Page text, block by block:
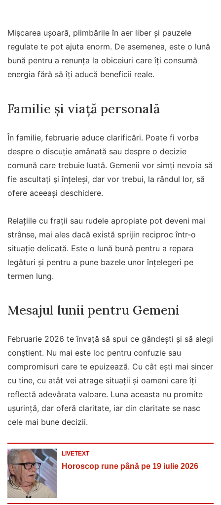
Mișcarea ușoară, plimbările în aer liber și pauzele
regulate te pot ajuta enorm. De asemenea, este o lună
bună pentru a renunța la obiceiuri care îți consumă
energia fără să îți aducă beneficii reale.
Familie și viață personală
În familie, februarie aduce clarificări. Poate fi vorba
despre o discuție amânată sau despre o decizie
comună care trebuie luată. Gemenii vor simți nevoia să
fie ascultați și înțeleși, dar vor trebui, la rândul lor, să
ofere aceeași deschidere.
Relațiile cu frații sau rudele apropiate pot deveni mai
strânse, mai ales dacă există sprijin reciproc într-o
situație delicată. Este o lună bună pentru a repara
legături și pentru a pune bazele unor înțelegeri pe
termen lung.
Mesajul lunii pentru Gemeni
Februarie 2026 te învață să spui ce gândești și să alegi
conștient. Nu mai este loc pentru confuzie sau
compromisuri care te epuizează. Cu cât ești mai sincer
cu tine, cu atât vei atrage situații și oameni care îți
reflectă adevărata valoare. Luna aceasta nu promite
ușurință, dar oferă claritate, iar din claritate se nasc
cele mai bune decizii.
LIVETEXT
Horoscop rune până pe 19 iulie 2026